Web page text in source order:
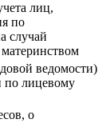
лиц,
по
случай
ведомости)
по лицевому
о